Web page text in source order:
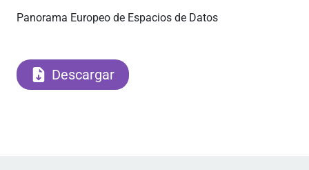
Panorama Europeo de Espacios de Datos
Descargar